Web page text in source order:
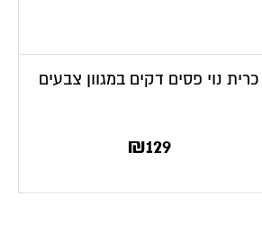
כרית נוי פסים דקים במגוון צבעים
₪129